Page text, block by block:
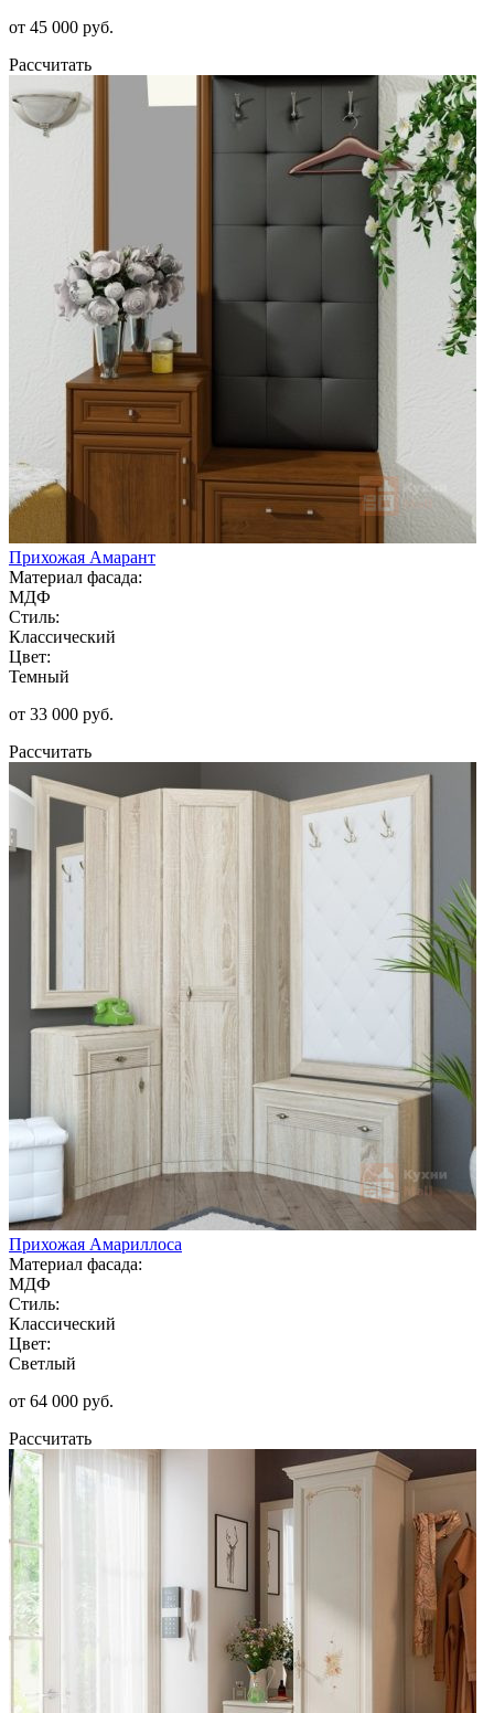
от 45 000 руб.
Рассчитать
Прихожая Амарант
Материал фасада:
МДФ
Стиль:
Классический
Цвет:
Темный
от 33 000 руб.
Рассчитать
Прихожая Амариллоса
Материал фасада:
МДФ
Стиль:
Классический
Цвет:
Светлый
от 64 000 руб.
Рассчитать